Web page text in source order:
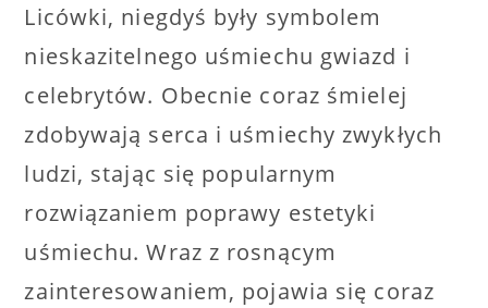
Licówki, niegdyś były symbolem
nieskazitelnego uśmiechu gwiazd i
celebrytów. Obecnie coraz śmielej
zdobywają serca i uśmiechy zwykłych
ludzi, stając się popularnym
rozwiązaniem poprawy estetyki
uśmiechu. Wraz z rosnącym
zainteresowaniem, pojawia się coraz